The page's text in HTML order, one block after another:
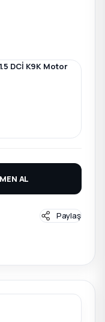
1.5 DCİ K9K Motor
AL
Paylaş